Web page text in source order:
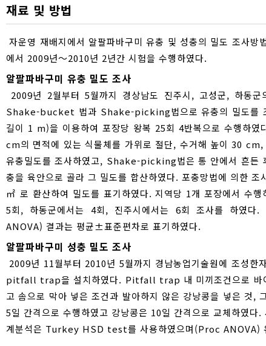
재료 및 방법
자운영 재배지에서 알팔파바구미 유충 및 성충의 밀도 조사
에서 2009년～2010년 2년간 시험을 수행하였다.
알팔파바구미 유충 밀도 조사
2009년 2월부터 5월까지 경상남도 진주시, 고성군, 하
Shake-bucket 법과 Shake-picking법으로 유충의 밀도를
길이 1 m)을 이용하여 포장당 왕복 25회 4반복으로 수행
cm의 면적에 있는 식물체를 가위로 절단, 수거해 높이 30
유충밀도를 조사하였고, Shake-picking법은 통 안에서 흔든
충을 육안으로 골라 그 밀도를 합산하였다. 포충망법에 의한
㎡ 로 환산하여 밀도를 표기하였다. 지역당 1개 포장에서 수
5회, 하동군에서는 4회, 진주시에서는 6회 조사를 하였
ANOVA) 결과는 평균±표준편차로 표기하였다.
알팔파바구미 성충 밀도 조사
2009년 11월부터 2010년 5월까지 경남농업기술원에 조성
pitfall trap을 설치하였다. Pitfall trap 내 미끼조건으로 바이
고 솜으로 막아 넣은 조건과 발아하지 않은 강낭콩을 넣은 것,
5일 간격으로 수행하였고 강낭콩은 10일 간격으로 교체하였
계분석은 Turkey HSD test를 사용하였으며(Proc ANOVA)